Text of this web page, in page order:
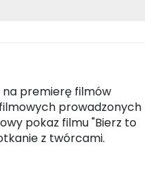
na premierę filmów
prowadzonych
pokaz filmu "Bierz to
z twórcami.